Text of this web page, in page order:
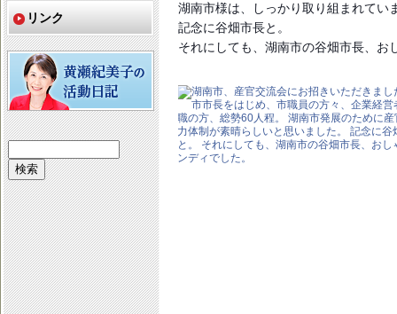
湖南市様は、しっかり取り組まれてい
記念に谷畑市長と。
それにしても、湖南市の谷畑市長、お
リンク